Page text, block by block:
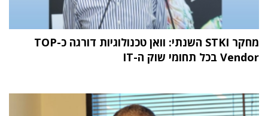
מחקר STKI השנתי: וואן טכנולוגיות דורגה כ-TOP
Vendor בכל תחומי שוק ה-IT